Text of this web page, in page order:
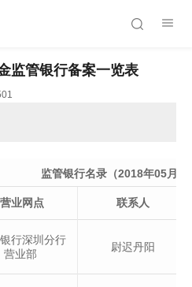
监管银行备案一览表
监管银行名录（2018年05月
营业网点 联系人
行深圳分行
营业部
尉迟丹阳